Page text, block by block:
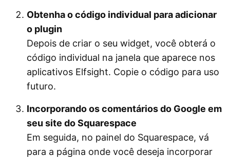
Obtenha o código individual para adicionar
o plugin
Depois de criar o seu widget, você obterá o
código individual na janela que aparece nos
aplicativos Elfsight. Copie o código para uso
futuro.
Incorporando os comentários do Google em
seu site do Squarespace
Em seguida, no painel do Squarespace, vá
para a página onde você deseja incorporar